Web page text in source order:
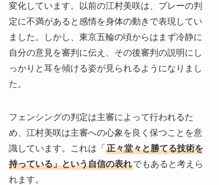
変化しています。以前の江村美咲は、プレーの判
定に不満があると感情を身体の動きで表現してい
ました。しかし、東京五輪の頃からはまず冷静に
自分の意見を審判に伝え、その後審判の説明にし
っかりと耳を傾ける姿が見られるようになりまし
た。
フェンシングの判定は主審によって行われるた
め、江村美咲は主審への心象を良く保つことを意
識しています。これは「 正々堂々と勝てる技術を
持っている」という自信の表れでもあると考えら
れます。